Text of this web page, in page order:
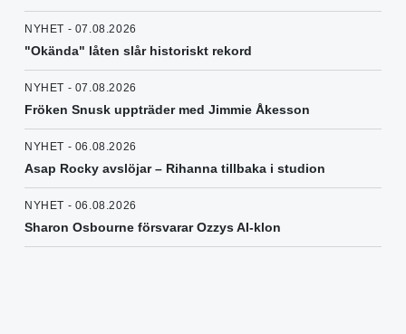
NYHET - 07.08.2026
"Okända" låten slår historiskt rekord
NYHET - 07.08.2026
Fröken Snusk uppträder med Jimmie Åkesson
NYHET - 06.08.2026
Asap Rocky avslöjar – Rihanna tillbaka i studion
NYHET - 06.08.2026
Sharon Osbourne försvarar Ozzys AI-klon